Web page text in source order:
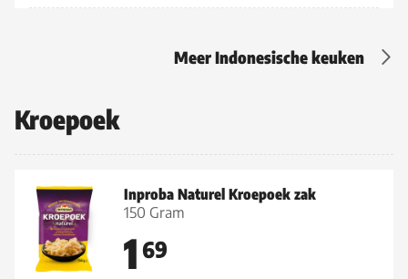
Meer Indonesische keuken
Kroepoek
Inproba Naturel Kroepoek zak
150 Gram
1 69